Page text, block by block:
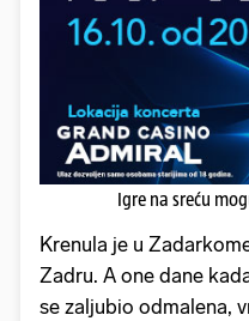
Igre na sreću
Krenula je u
Zadru. A one dane
se zaljubio odmalena,